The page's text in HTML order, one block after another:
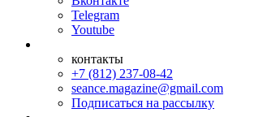
Telegram
Youtube
контакты
+7 (812) 237-08-42
seance.magazine@gmail.com
Подписаться на рассылку